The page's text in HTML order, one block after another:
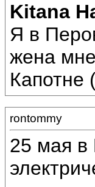
Kitana
Я в
жена
Капотне
rontommy
25 мая в